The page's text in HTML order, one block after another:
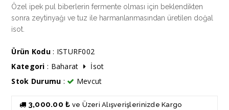
Özel ipek pul biberlerin fermente olması için beklendikten
sonra zeytinyağı ve tuz ile harmanlanmasından üretilen doğal
isot.
Ürün Kodu: ISTURF002
Kategori : Baharat
İsot
Stok Durumu : Mevcut
3,000.00 ₺ ve Üzeri Alışverişlerinizde Kargo